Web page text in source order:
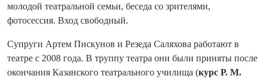
молодой театральной семьи, беседа со зрителями,
фотосессия. Вход свободный.
Супруги Артем Пискунов и Резеда Саляхова работают в
театре с 2008 года. В труппу театра они были приняты после
окончания Казанского театрального училища (курс Р. М.